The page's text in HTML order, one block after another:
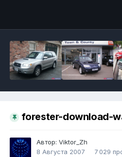
forester-download-
Автор: Viktor_Zh
8 Августа 2007
7 029